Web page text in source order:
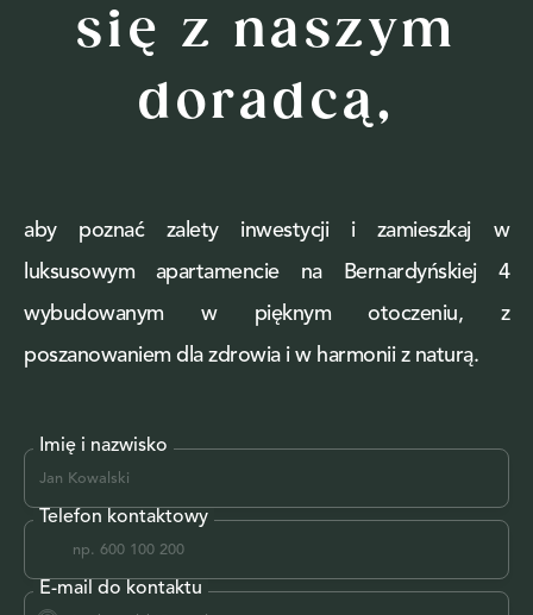
Imię i nazwisko
Telefon kontaktowy
E-mail do kontaktu
się z naszym
doradcą,
aby poznać zalety inwestycji i zamieszkaj w
luksusowym apartamencie na Bernardyńskiej 4
wybudowanym w pięknym otoczeniu, z
poszanowaniem dla zdrowia i w harmonii z naturą.